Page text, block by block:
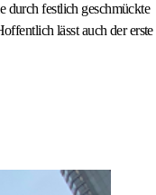
durch festlich geschmückte
lässt auch der erste